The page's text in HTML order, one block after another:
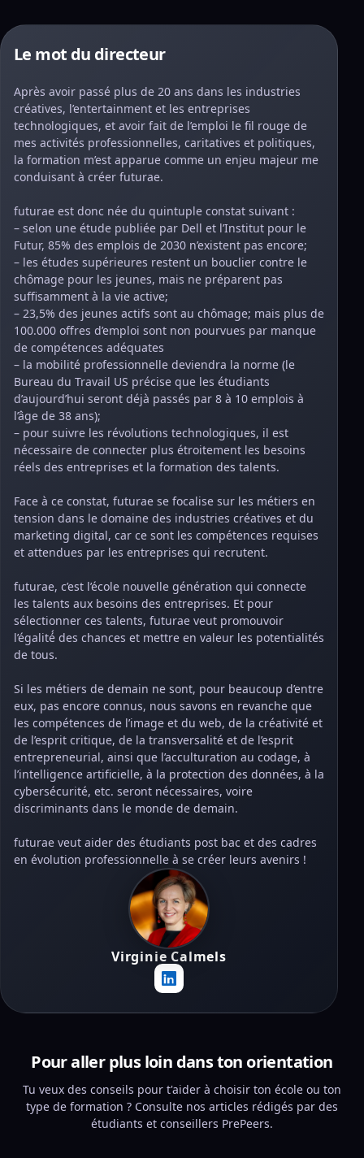
Le mot du directeur
Après avoir passé plus de 20 ans dans les industries
créatives, l’entertainment et les entreprises
technologiques, et avoir fait de l’emploi le fil rouge de
mes activités professionnelles, caritatives et politiques,
la formation m’est apparue comme un enjeu majeur me
conduisant à créer futurae.
futurae est donc née du quintuple constat suivant :
– selon une étude publiée par Dell et l’Institut pour le
Futur, 85% des emplois de 2030 n’existent pas encore;
– les études supérieures restent un bouclier contre le
chômage pour les jeunes, mais ne préparent pas
suffisamment à la vie active;
– 23,5% des jeunes actifs sont au chômage; mais plus de
100.000 offres d’emploi sont non pourvues par manque
de compétences adéquates
– la mobilité professionnelle deviendra la norme (le
Bureau du Travail US précise que les étudiants
d’aujourd’hui seront déjà passés par 8 à 10 emplois à
l’âge de 38 ans);
– pour suivre les révolutions technologiques, il est
nécessaire de connecter plus étroitement les besoins
réels des entreprises et la formation des talents.
Face à ce constat, futurae se focalise sur les métiers en
tension dans le domaine des industries créatives et du
marketing digital, car ce sont les compétences requises
et attendues par les entreprises qui recrutent.
futurae, c’est l’école nouvelle génération qui connecte
les talents aux besoins des entreprises. Et pour
sélectionner ces talents, futurae veut promouvoir
l’égalité́ des chances et mettre en valeur les potentialités
de tous.
Si les métiers de demain ne sont, pour beaucoup d’entre
eux, pas encore connus, nous savons en revanche que
les compétences de l’image et du web, de la créativité et
de l’esprit critique, de la transversalité et de l’esprit
entrepreneurial, ainsi que l’acculturation au codage, à
l’intelligence artificielle, à la protection des données, à la
cybersécurité, etc. seront nécessaires, voire
discriminants dans le monde de demain.
futurae veut aider des étudiants post bac et des cadres
en évolution professionnelle à se créer leurs avenirs !
Virginie Calmels
Pour aller plus loin dans ton orientation
Tu veux des conseils pour t'aider à choisir ton école ou ton
type de formation ? Consulte nos articles rédigés par des
étudiants et conseillers PrePeers.